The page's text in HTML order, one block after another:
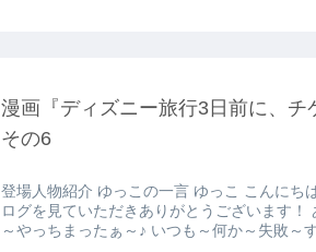
漫画『ディズニー旅行3日前に、チ
その6
登場人物紹介 ゆっこの一言 ゆっこ こんにち
ログを見ていただきありがとうございます！
～やっちまったぁ～♪ いつも～何か～失敗～